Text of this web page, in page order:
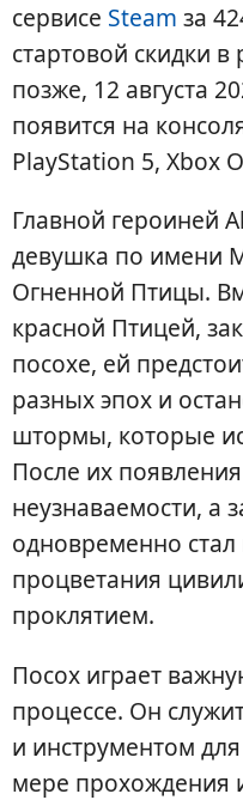
сервисе Steam за
стартовой скидки
позже, 12 августа
появится на
PlayStation 5, Xbox
Главной героиней
девушка по имени
Огненной Птицы.
красной Птицей,
посохе, ей
разных эпох и
штормы, которые
После их
неузнаваемости, а
одновременно
процветания
проклятием.
Посох играет
процессе. Он
и инструментом
мере прохождения